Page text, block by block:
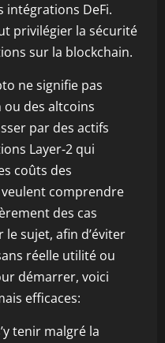
intégrations DeFi.
privilégier la sécurité
sur la blockchain.
ne signifie pas
des altcoins
par des actifs
Layer‑2 qui
coûts des
comprendre
des cas
sujet, afin d’éviter
réelle utilité ou
démarrer, voici
efficaces:
tenir malgré la